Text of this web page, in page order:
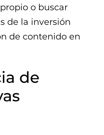
o buscar
de la inversión
de contenido en
de